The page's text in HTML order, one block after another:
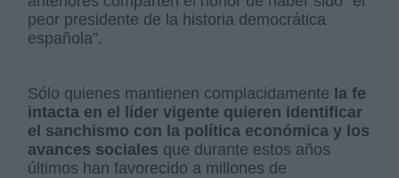
peor presidente de la historia democrática
española”.
Sólo quienes mantienen complacidamente la fe
intacta en el líder vigente quieren identificar
el sanchismo con la política económica y los
avances sociales que durante estos años
últimos han favorecido a millones de